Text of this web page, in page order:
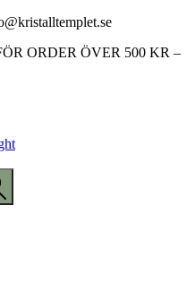
ORDER ÖVER 500 KR –